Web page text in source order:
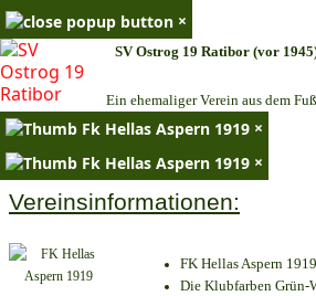
×
SV Ostrog 19 Ratibor (vor
Ein ehemaliger Verein aus dem
×
×
Vereinsinformationen:
FK Hellas Aspern
Die Klubfarben Grün-